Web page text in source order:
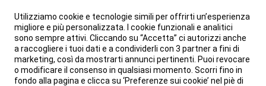
Utilizziamo cookie e tecnologie simili per offrirti un’esperienza
migliore e più personalizzata. I cookie funzionali e analitici
sono sempre attivi. Cliccando su “Accetta” ci autorizzi anche
a raccogliere i tuoi dati e a condividerli con 3 partner a fini di
marketing, così da mostrarti annunci pertinenti. Puoi revocare
o modificare il consenso in qualsiasi momento. Scorri fino in
fondo alla pagina e clicca su ‘Preferenze sui cookie’ nel piè di